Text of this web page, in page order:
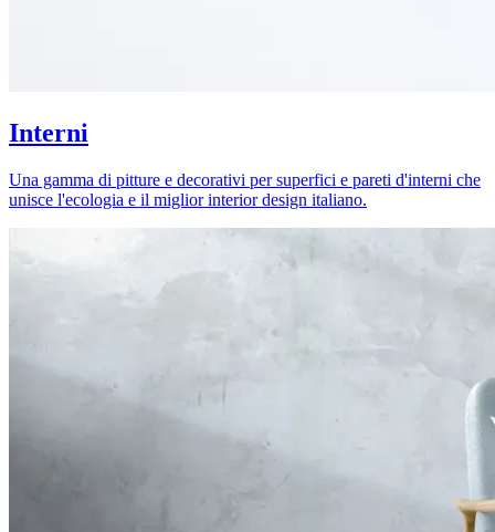
Interni
Una gamma di pitture e decorativi per superfici e pareti d'interni che
unisce l'ecologia e il miglior interior design italiano.